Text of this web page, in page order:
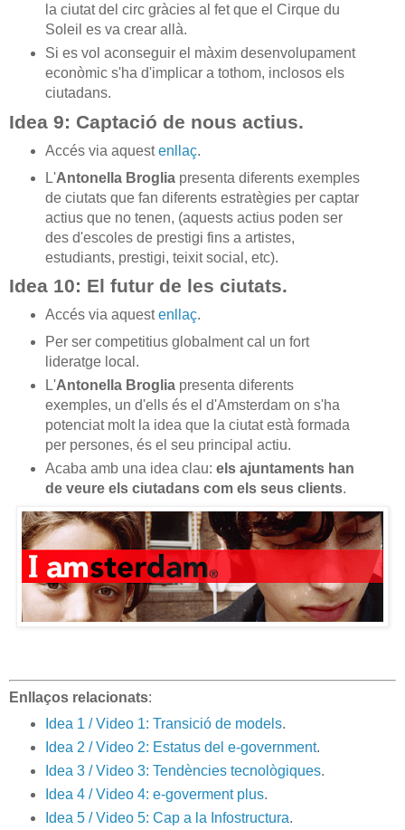
la ciutat del circ gràcies al fet que el Cirque du
Soleil es va crear allà.
Si es vol aconseguir el màxim desenvolupament
econòmic s'ha d'implicar a tothom, inclosos els
ciutadans.
Idea 9: Captació de nous actius.
Accés via aquestenllaç.
L'Antonella Brogliapresenta diferents exemples
de ciutats que fan diferents estratègies per captar
actius que no tenen, (aquests actius poden ser
des d'escoles de prestigi fins a artistes,
estudiants, prestigi, teixit social, etc).
Idea 10: El futur de les ciutats.
Accés via aquestenllaç.
Per ser competitius globalment cal un fort
lideratge local.
L'Antonella Brogliapresenta diferents
exemples, un d'ells és el d'Amsterdam on s'ha
potenciat molt la idea que la ciutat està formada
per persones, és el seu principal actiu.
Acaba amb una idea clau: els ajuntaments han
de veure els ciutadans com els seus clients.
Enllaços relacionats:
Idea 1 / Video 1: Transició de models.
Idea 2 / Video 2: Estatus del e-government.
Idea 3 / Video 3: Tendències tecnològiques.
Idea 4 / Video 4: e-goverment plus.
Idea 5 / Video 5: Cap a la Infostructura.